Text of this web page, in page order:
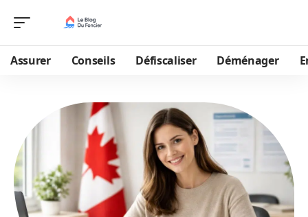
Assurer Conseils Défiscaliser Déménager